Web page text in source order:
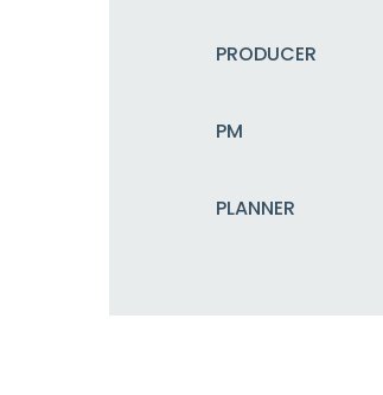
PRODUCER
PM
PLANNER